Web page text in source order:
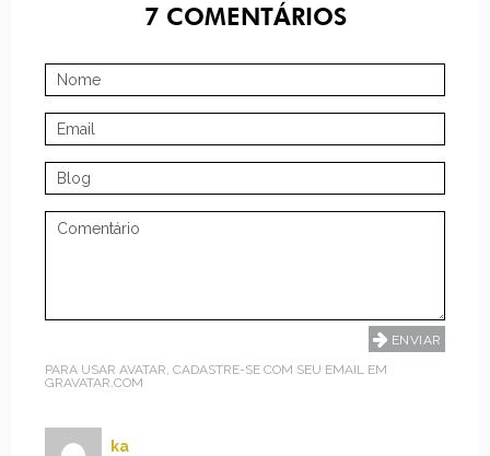
7COMENTÁRIOS
PARA USAR AVATAR, CADASTRE-SE COM SEU EMAIL EM
GRAVATAR.COM
ka